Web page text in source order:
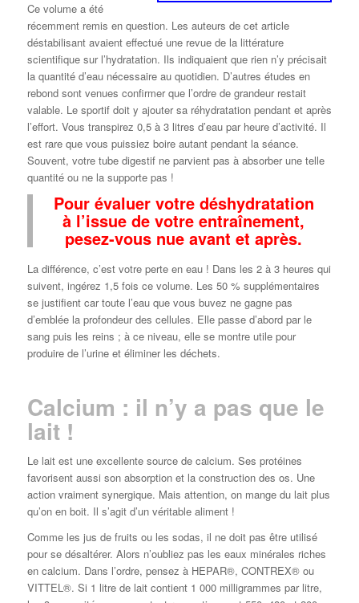
Ce volume a été
récemment remis en question. Les auteurs de cet article
déstabilisant avaient effectué une revue de la littérature
scientifique sur l’hydratation. Ils indiquaient que rien n’y précisait
la quantité d’eau nécessaire au quotidien. D’autres études en
rebond sont venues confirmer que l’ordre de grandeur restait
valable. Le sportif doit y ajouter sa réhydratation pendant et après
l’effort. Vous transpirez 0,5 à 3 litres d’eau par heure d’activité. Il
est rare que vous puissiez boire autant pendant la séance.
Souvent, votre tube digestif ne parvient pas à absorber une telle
quantité ou ne la supporte pas !
Pour évaluer votre déshydratation
à l’issue de votre entraînement,
pesez-vous nue avant et après.
La différence, c’est votre perte en eau ! Dans les 2 à 3 heures qui
suivent, ingérez 1,5 fois ce volume. Les 50 % supplémentaires
se justifient car toute l’eau que vous buvez ne gagne pas
d’emblée la profondeur des cellules. Elle passe d’abord par le
sang puis les reins ; à ce niveau, elle se montre utile pour
produire de l’urine et éliminer les déchets.
Calcium : il n’y a pas que le
lait !
Le lait est une excellente source de calcium. Ses protéines
favorisent aussi son absorption et la construction des os. Une
action vraiment synergique. Mais attention, on mange du lait plus
qu’on en boit. Il s’agit d’un véritable aliment !
Comme les jus de fruits ou les sodas, il ne doit pas être utilisé
pour se désaltérer. Alors n’oubliez pas les eaux minérales riches
en calcium. Dans l’ordre, pensez à HEPAR®, CONTREX® ou
VITTEL®. Si 1 litre de lait contient 1 000 milligrammes par litre,